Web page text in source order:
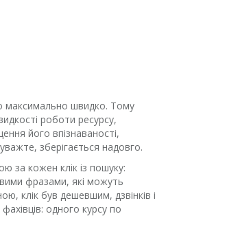
максимально швидко. Тому
роботи ресурсу,
його впізнаваності,
зберігається надовго.
за кожен клік із пошуку:
фразами, які можуть
клік був дешевшим, дзвінків і
одного курсу по